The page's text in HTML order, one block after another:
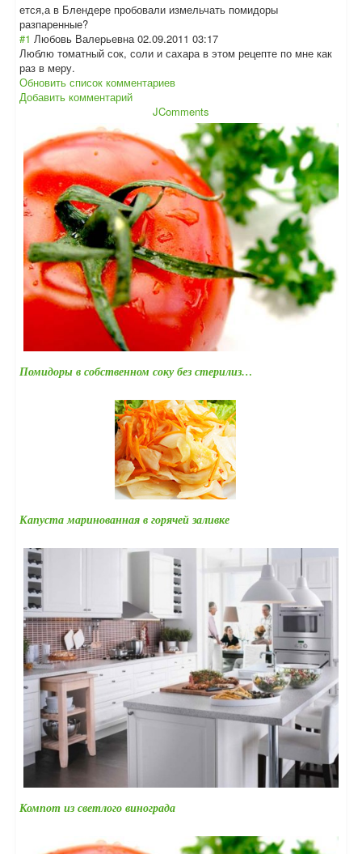
ется,а в Блендере пробовали измельчать помидоры
разпаренные?
#1 Любовь Валерьевна 02.09.2011 03:17
Люблю томатный сок, соли и сахара в этом рецепте по мне как
раз в меру.
Обновить список комментариев
Добавить комментарий
JComments
Помидоры в собственном соку без стерилиз…
Капуста маринованная в горячей заливке
Компот из светлого винограда